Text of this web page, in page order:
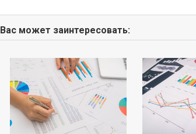
Вас может заинтересовать: